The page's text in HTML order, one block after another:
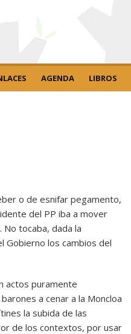
AGENDA LIBROS
o de esnifar pegamento,
del PP iba a mover
tocaba, dada la
Gobierno los cambios del
actos puramente
a cenar a la Moncloa
la subida de las
de los contextos, por usar